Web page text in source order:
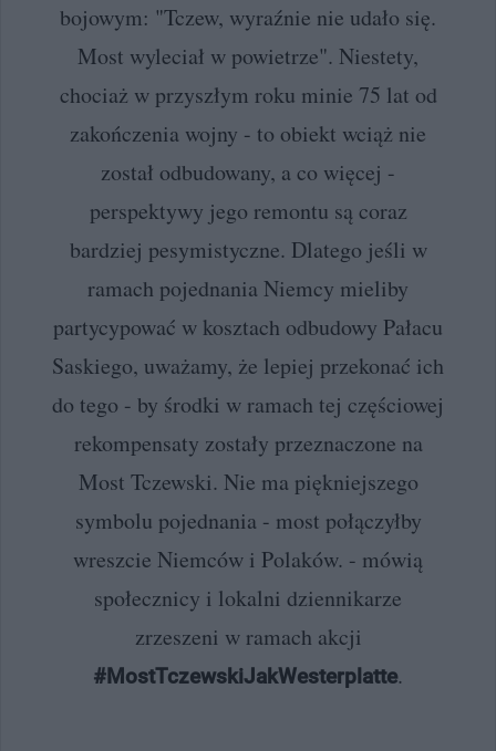
bojowym: "Tczew, wyraźnie nie udało się.
Most wyleciał w powietrze". Niestety,
chociaż w przyszłym roku minie 75 lat od
zakończenia wojny - to obiekt wciąż nie
został odbudowany, a co więcej -
perspektywy jego remontu są coraz
bardziej pesymistyczne. Dlatego jeśli w
ramach pojednania Niemcy mieliby
partycypować w kosztach odbudowy Pałacu
Saskiego, uważamy, że lepiej przekonać ich
do tego - by środki w ramach tej częściowej
rekompensaty zostały przeznaczone na
Most Tczewski. Nie ma piękniejszego
symbolu pojednania - most połączyłby
wreszcie Niemców i Polaków. - mówią
społecznicy i lokalni dziennikarze
zrzeszeni w ramach akcji
#MostTczewskiJakWesterplatte.